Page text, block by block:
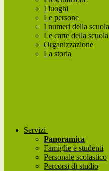
I luoghi
Le persone
I numeri della scuola
Le carte della scuola
Organizzazione
La storia
Servizi
Panoramica
Famiglie e studenti
Personale scolastico
Percorsi di studio